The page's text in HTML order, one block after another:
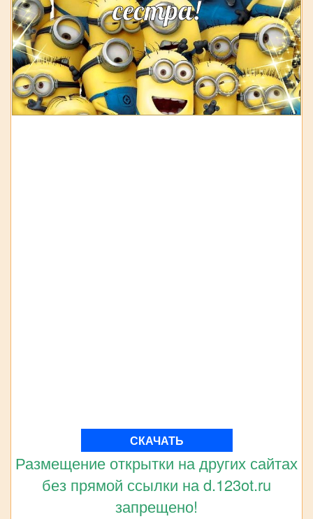
СКАЧАТЬ
Размещение открытки на других сайтах
без прямой ссылки на d.123ot.ru
запрещено!